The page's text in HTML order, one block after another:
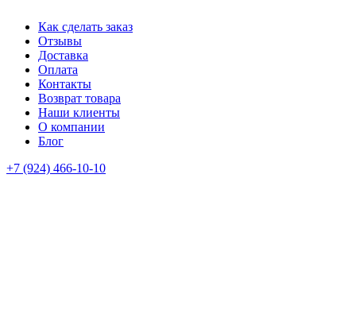
Как сделать заказ
Отзывы
Доставка
Оплата
Контакты
Возврат товара
Наши клиенты
О компании
Блог
+7 (924) 466-10-10